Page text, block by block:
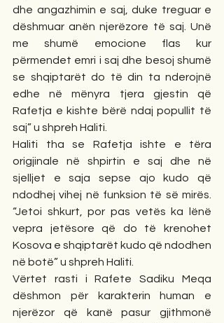
dhe angazhimin e saj, duke treguar e
dëshmuar anën njerëzore të saj. Unë
me shumë emocione flas kur
përmendet emri i saj dhe besoj shumë
se shqiptarët do të din ta nderojnë
edhe në mënyra tjera gjestin që
Rafetja e kishte bërë ndaj popullit të
saj” u shpreh Haliti.
Haliti tha se Rafetja ishte e tëra
origjinale në shpirtin e saj dhe në
sjelljet e saja sepse ajo kudo që
ndodhej vihej në funksion të së mirës.
“Jetoi shkurt, por pas vetës ka lënë
vepra jetësore që do të krenohet
Kosova e shqiptarët kudo që ndodhen
në botë” u shpreh Haliti.
Vërtet rasti i Rafete Sadiku Meqa
dëshmon për karakterin human e
njerëzor që kanë pasur gjithmonë